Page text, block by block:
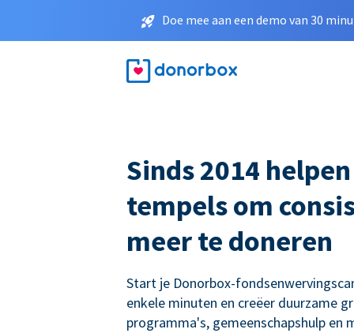
Doe mee aan een demo van 30
Sinds 2014
tempels om
meer te doneren
Start je Donorbox-
enkele minuten en creëer duurzame
programma's, gemeenschapshulp en